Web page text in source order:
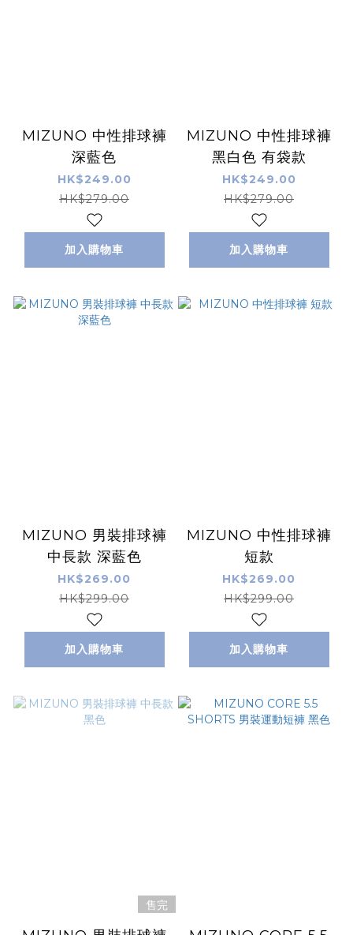
MIZUNO 中性排球褲
深藍色
HK$249.00
HK$279.00
加入購物車
MIZUNO 中性排球褲
黑白色 有袋款
HK$249.00
HK$279.00
加入購物車
MIZUNO 男裝排球褲
中長款 深藍色
HK$269.00
HK$299.00
加入購物車
MIZUNO 中性排球褲
短款
HK$269.00
HK$299.00
加入購物車
售完